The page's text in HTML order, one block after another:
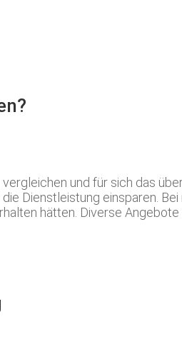
und für sich das
Dienstleistung einsparen.
hätten. Diverse Angebote